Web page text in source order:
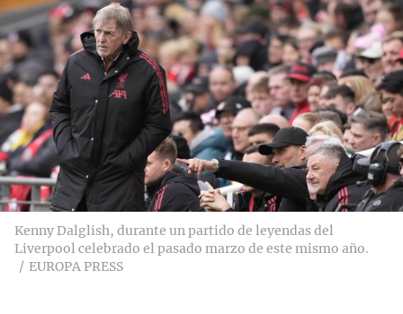
Kenny Dalglish, durante un partido de leyendas del
Liverpool celebrado el pasado marzo de este mismo año.
EUROPA PRESS